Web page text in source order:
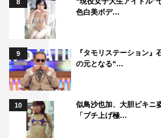
8
色白美ボデ…
9
『タモリステーション
の元となる“…
10
似鳥沙也加、大胆ビキ
「ブチ上げ極…